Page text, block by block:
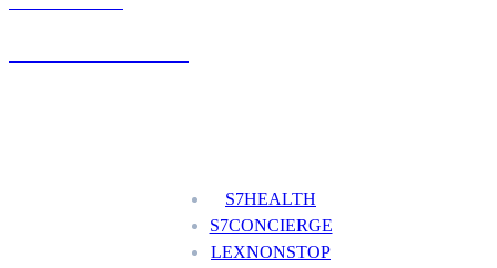
S7HEALTH
S7CONCIERGE
LEXNONSTOP